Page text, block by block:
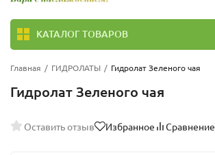
КАТАЛОГ ТОВАРОВ
Главная / ГИДРОЛАТЫ / Гидролат Зеленого чая
Гидролат Зеленого чая
Оставить отзыв Избранное Сравнение